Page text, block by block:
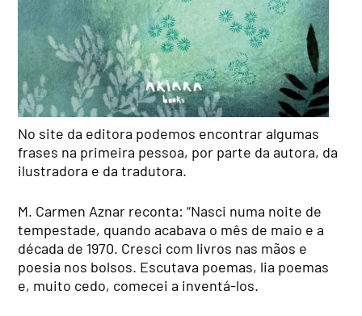
No site da editora podemos encontrar algumas
frases na primeira pessoa, por parte da autora, da
ilustradora e da tradutora.
M. Carmen Aznar reconta: “Nasci numa noite de
tempestade, quando acabava o mês de maio e a
década de 1970. Cresci com livros nas mãos e
poesia nos bolsos. Escutava poemas, lia poemas
e, muito cedo, comecei a inventá-los.